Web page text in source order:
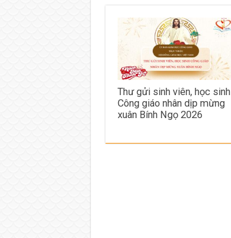
Thư gửi sinh viên, học sinh
Công giáo nhân dịp mừng
xuân Bính Ngọ 2026